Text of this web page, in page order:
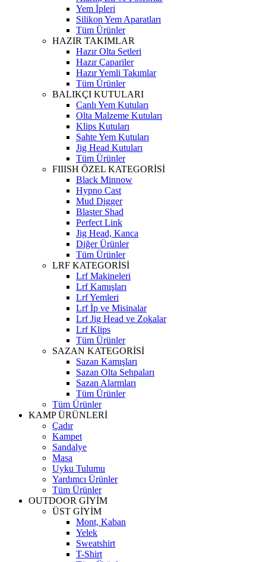
Yem İpleri
Silikon Yem Aparatları
Tüm Ürünler
HAZIR TAKIMLAR
Hazır Olta Setleri
Hazır Çapariler
Hazır Yemli Takımlar
Tüm Ürünler
BALIKÇI KUTULARI
Canlı Yem Kutuları
Olta Malzeme Kutuları
Klips Kutuları
Sahte Yem Kutuları
Jig Head Kutuları
Tüm Ürünler
FIIISH ÖZEL KATEGORİSİ
Black Minnow
Hypno Cast
Mud Digger
Blaster Shad
Perfect Link
Jig Head, Kanca
Diğer Ürünler
Tüm Ürünler
LRF KATEGORİSİ
Lrf Makineleri
Lrf Kamışları
Lrf Yemleri
Lrf İp ve Misinalar
Lrf Jig Head ve Zokalar
Lrf Klips
Tüm Ürünler
SAZAN KATEGORİSİ
Sazan Kamışları
Sazan Olta Sehpaları
Sazan Alarmları
Tüm Ürünler
Tüm Ürünler
KAMP ÜRÜNLERİ
Çadır
Kampet
Sandalye
Masa
Uyku Tulumu
Yardımcı Ürünler
Tüm Ürünler
OUTDOOR GİYİM
ÜST GİYİM
Mont, Kaban
Yelek
Sweatshirt
T-Shirt